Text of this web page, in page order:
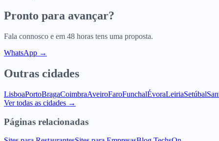
Pronto para avançar?
Fala connosco e em 48 horas tens uma proposta.
WhatsApp →
Outras cidades
LisboaPortoBragaCoimbraAveiroFaroFunchalÉvoraLeiriaSetúbal
Ver todas as cidades →
Páginas relacionadas